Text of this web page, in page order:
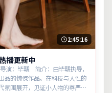
2:45:16
播更新中
演：毕赣 简介：由毕赣执导，
品的惊悚作品。在科技与人性的
氛围展开，见证小人物的尊严突